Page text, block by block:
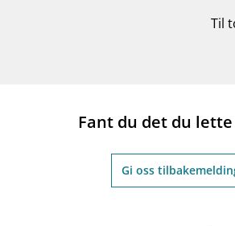
Til
Fant du det du
Gi oss